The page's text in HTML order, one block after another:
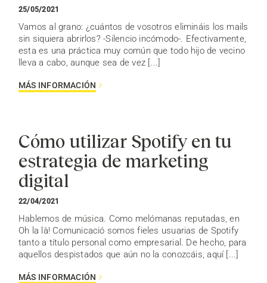
25/05/2021
Vamos al grano: ¿cuántos de vosotros elimináis los mails
sin siquiera abrirlos? -Silencio incómodo-. Efectivamente,
esta es una práctica muy común que todo hijo de vecino
lleva a cabo, aunque sea de vez [...]
MÁS INFORMACIÓN
Cómo utilizar Spotify en tu
estrategia de marketing
digital
22/04/2021
Hablemos de música. Como melómanas reputadas, en
Oh la là! Comunicació somos fieles usuarias de Spotify
tanto a título personal como empresarial. De hecho, para
aquellos despistados que aún no la conozcáis, aquí [...]
MÁS INFORMACIÓN